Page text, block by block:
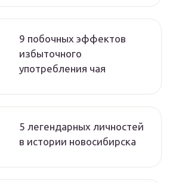
9 побочных эффектов
избыточного
употребления чая
5 легендарных личностей
в истории новосибирска